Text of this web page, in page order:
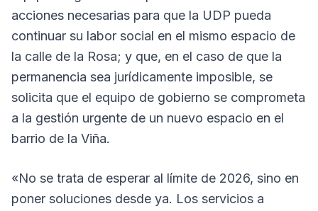
acciones necesarias para que la UDP pueda
continuar su labor social en el mismo espacio de
la calle de la Rosa; y que, en el caso de que la
permanencia sea jurídicamente imposible, se
solicita que el equipo de gobierno se comprometa
a la gestión urgente de un nuevo espacio en el
barrio de la Viña.
«No se trata de esperar al límite de 2026, sino en
poner soluciones desde ya. Los servicios a